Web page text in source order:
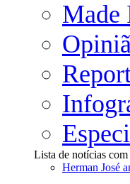
Made
Lista de notícias com
Herman José